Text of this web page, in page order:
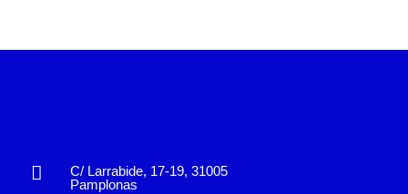
C/ Larrabide, 17-19, 31005
Pamplonas